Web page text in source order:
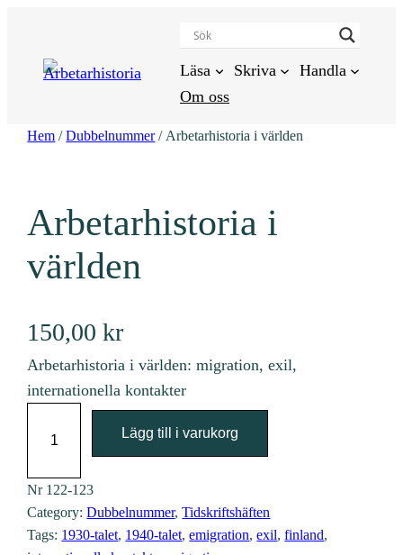
innehåll
Läsa Skriva
Handla
Om oss
Hem /Dubbelnummer/ Arbetarhistoria i världen
Arbetarhistoria i
världen
150,00kr
Arbetarhistoria i världen: migration, exil,
internationella kontakter
e
t
a
Lägg till i varukorg
Nr 122-123
Category:Dubbelnummer, Tidskriftshäften
Tags: 1930-talet, 1940-talet, emigration, exil, finland